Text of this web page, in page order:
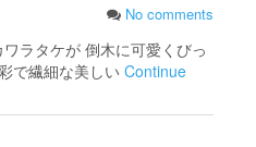
No comments
ラタケが 倒木に可愛くびっ
で繊細な美しい Continue